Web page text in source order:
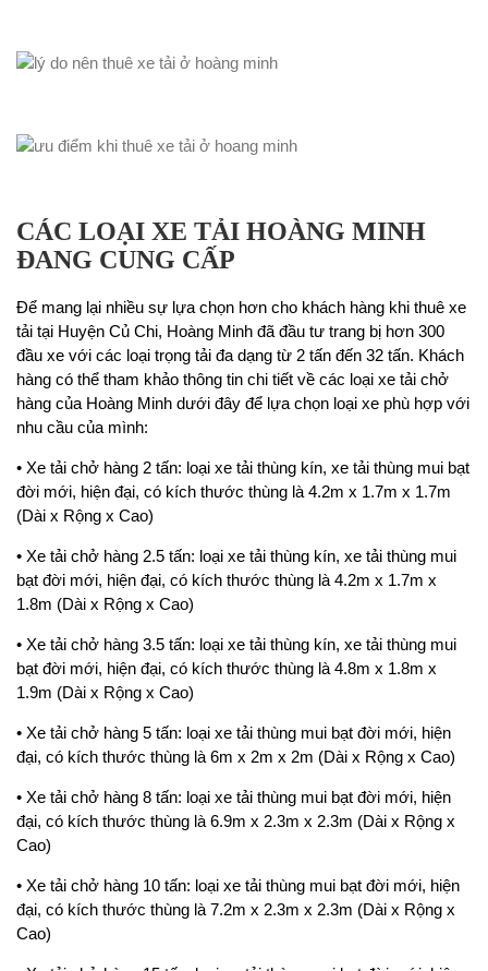
CÁC LOẠI XE TẢI HOÀNG MINH
ĐANG CUNG CẤP
Để mang lại nhiều sự lựa chọn hơn cho khách hàng khi thuê xe
tải tại Huyện Củ Chi, Hoàng Minh đã đầu tư trang bị hơn 300
đầu xe với các loại trọng tải đa dạng từ 2 tấn đến 32 tấn. Khách
hàng có thể tham khảo thông tin chi tiết về các loại xe tải chở
hàng của Hoàng Minh dưới đây để lựa chọn loại xe phù hợp với
nhu cầu của mình:
• Xe tải chở hàng 2 tấn: loại xe tải thùng kín, xe tải thùng mui bạt
đời mới, hiện đại, có kích thước thùng là 4.2m x 1.7m x 1.7m
(Dài x Rộng x Cao)
• Xe tải chở hàng 2.5 tấn: loại xe tải thùng kín, xe tải thùng mui
bạt đời mới, hiện đại, có kích thước thùng là 4.2m x 1.7m x
1.8m (Dài x Rộng x Cao)
• Xe tải chở hàng 3.5 tấn: loại xe tải thùng kín, xe tải thùng mui
bạt đời mới, hiện đại, có kích thước thùng là 4.8m x 1.8m x
1.9m (Dài x Rộng x Cao)
• Xe tải chở hàng 5 tấn: loại xe tải thùng mui bạt đời mới, hiện
đại, có kích thước thùng là 6m x 2m x 2m (Dài x Rộng x Cao)
• Xe tải chở hàng 8 tấn: loại xe tải thùng mui bạt đời mới, hiện
đại, có kích thước thùng là 6.9m x 2.3m x 2.3m (Dài x Rộng x
Cao)
• Xe tải chở hàng 10 tấn: loại xe tải thùng mui bạt đời mới, hiện
đại, có kích thước thùng là 7.2m x 2.3m x 2.3m (Dài x Rộng x
Cao)